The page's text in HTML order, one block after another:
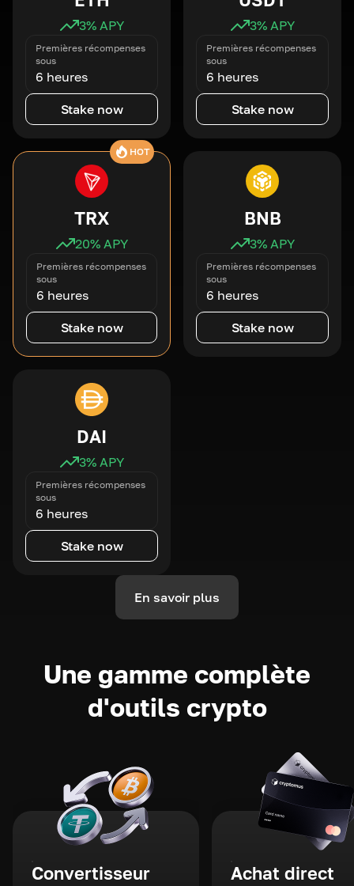
3% APY
Premières récompenses
sous
6 heures
Stake now
3% APY
Premières récompenses
sous
6 heures
Stake now
HOT
TRX
20% APY
Premières récompenses
sous
6 heures
Stake now
BNB
3% APY
Premières récompenses
sous
6 heures
Stake now
DAI
3% APY
Premières récompenses
sous
6 heures
Stake now
En savoir plus
Une gamme complète
d'outils crypto
Convertisseur Achat direct